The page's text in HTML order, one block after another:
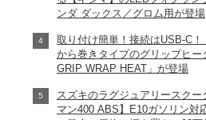
ンダ ダックス／グロム用が登場
取り付け簡単！接続はUSB-C！
から巻きタイプのグリップヒー
GRIP WRAP HEAT」が登場
スズキのラグジュアリースクー
マン400 ABS】E10ガソリン対